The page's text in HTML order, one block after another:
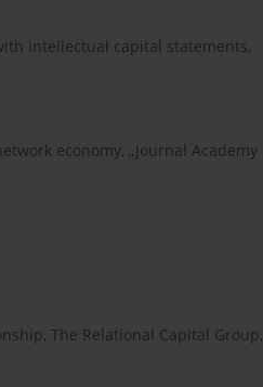
with intellectual capital statements,
economy, „Journal Academy
The Relational Capital Group,